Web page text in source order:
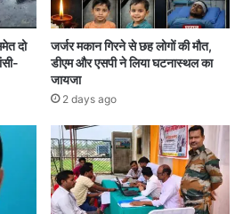
दो
जर्जर मकान गिरने से छह लोगों की मौत,
डीएम और एसपी ने लिया घटनास्थल का
जायजा
2 days ago